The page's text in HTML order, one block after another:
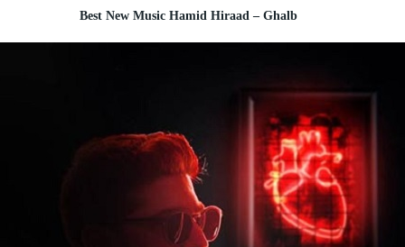
Best New Music Hamid Hiraad – Ghalb